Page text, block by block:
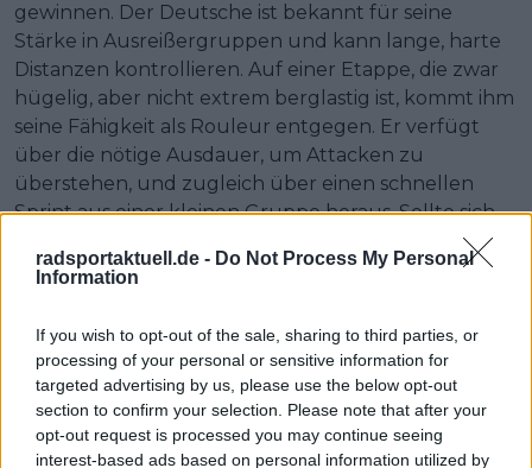
radsportaktuell.de - Do Not Process My Personal
Information
If you wish to opt-out of the sale, sharing to third parties, or
processing of your personal or sensitive information for
targeted advertising by us, please use the below opt-out
section to confirm your selection. Please note that after your
opt-out request is processed you may continue seeing
interest-based ads based on personal information utilized by
gewinnen. Der Deutsche ist bekannt für seine
Stärke in Ausreißergruppen und kann lange, harte
Distanzen kontrollieren. Auf einer Etappe, die zwar
hügelig, aber nicht extrem berglastig ist, kommt ihm
seine Fähigkeit als Rouleur entgegen. Er verfügt
über die nötige Ausdauer, um Attacken zu
überstehen, und zugleich über einen schnellen
Sprint aus einer kleinen Gruppe heraus. Sollte sich
eine größere Spitzengruppe bilden, könnte Denz
genau dort seine Chance nutzen und mit cleverem
Prognose Vuelta a España
2025 Etappe 15